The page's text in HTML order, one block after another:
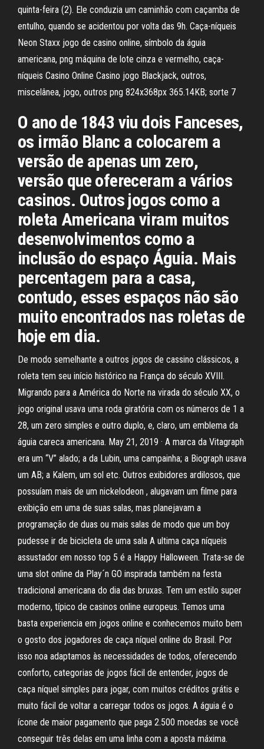
quinta-feira (2). Ele conduzia um caminhão com caçamba de
entulho, quando se acidentou por volta das 9h. Caça-níqueis
Neon Staxx jogo de casino online, símbolo da águia
americana, png máquina de lote cinza e vermelho, caça-
níqueis Casino Online Casino jogo Blackjack, outros,
miscelânea, jogo, outros png 824x368px 365.14KB; sorte 7
O ano de 1843 viu dois Fanceses,
os irmão Blanc a colocarem a
versão de apenas um zero,
versão que ofereceram a vários
casinos. Outros jogos como a
roleta Americana viram muitos
desenvolvimentos como a
inclusão do espaço Águia. Mais
percentagem para a casa,
contudo, esses espaços não são
muito encontrados nas roletas de
hoje em dia.
De modo semelhante a outros jogos de cassino clássicos, a
roleta tem seu início histórico na França do século XVIII.
Migrando para a América do Norte na virada do século XX, o
jogo original usava uma roda giratória com os números de 1 a
28, um zero simples e outro duplo, e, claro, um emblema da
águia careca americana. May 21, 2019 · A marca da Vitagraph
era um “V” alado; a da Lubin, uma campainha; a Biograph usava
um AB; a Kalem, um sol etc. Outros exibidores ardilosos, que
possuíam mais de um nickelodeon , alugavam um filme para
exibição em uma de suas salas, mas planejavam a
programação de duas ou mais salas de modo que um boy
pudesse ir de bicicleta de uma sala A ultima caça níqueis
assustador em nosso top 5 é a Happy Halloween. Trata-se de
uma slot online da Play´n GO inspirada também na festa
tradicional americana do dia das bruxas. Tem um estilo super
moderno, típico de casinos online europeus. Temos uma
basta experiencia em jogos online e conhecemos muito bem
o gosto dos jogadores de caça níquel online do Brasil. Por
isso noa adaptamos às necessidades de todos, oferecendo
conforto, categorias de jogos fácil de entender, jogos de
caça níquel simples para jogar, com muitos créditos grátis e
muito fácil de voltar a carregar todos os jogos. A águia é o
ícone de maior pagamento que paga 2.500 moedas se você
conseguir três delas em uma linha com a aposta máxima.